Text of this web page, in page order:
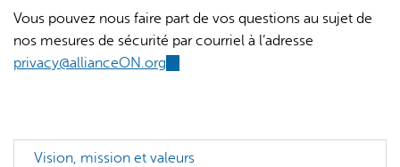
Vous pouvez nous faire part de vos questions au sujet de
nos mesures de sécurité par courriel à l’adresse
privacy@allianceON.org
Vision, mission et valeurs